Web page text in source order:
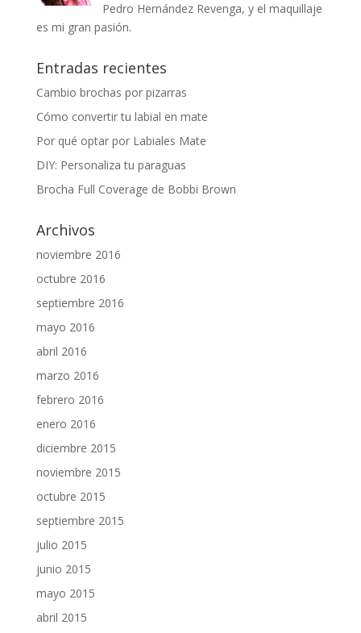
Pedro Hernández Revenga, y el maquillaje
es mi gran pasión.
Entradas recientes
Cambio brochas por pizarras
Cómo convertir tu labial en mate
Por qué optar por Labiales Mate
DIY: Personaliza tu paraguas
Brocha Full Coverage de Bobbi Brown
Archivos
noviembre 2016
octubre 2016
septiembre 2016
mayo 2016
abril 2016
marzo 2016
febrero 2016
enero 2016
diciembre 2015
noviembre 2015
octubre 2015
septiembre 2015
julio 2015
junio 2015
mayo 2015
abril 2015